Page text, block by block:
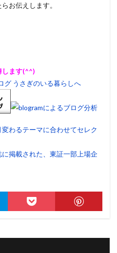
お伝えします。
します(^^)
わるテーマに合わせてセレク
掲載された、東証一部上場企